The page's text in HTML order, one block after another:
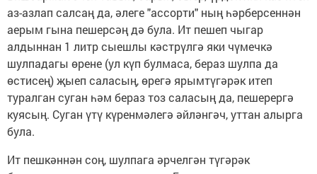
аз-азлап салсаң да, әлеге "ассорти" ның һәрберсеннән
аерым гына пешерсәң дә була. Ит пешеп чыгар
алдыннан 1 литр сыешлы кәстрүлгә яки чүмечкә
шулпадагы өрене (ул күп булмаса, бераз шулпа да
өстисең) җыеп саласың, өрегә ярымтүгәрәк итеп
туралган суган һәм бераз тоз саласың да, пешерергә
куясың. Суган үтү күренмәлегә әйләнгәч, уттан алырга
була.
Ит пешкәннән соң, шулпага әрчелгән түгәрәк